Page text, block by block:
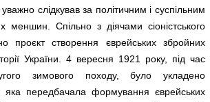
слідкував за політичним і суспільним
меншин. Спільно з діячами сіоністського
проєкт створення єврейських збройних
України. 4 вересня 1921 року, під час
зимового походу, було укладено
яка передбачала формування єврейських